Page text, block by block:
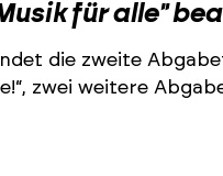
für alle"
die zweite
zwei weitere